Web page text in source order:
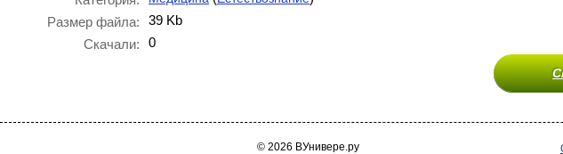
Размер файла:
39 Kb
Скачали:
0
© 2026 ВУнивере.ру